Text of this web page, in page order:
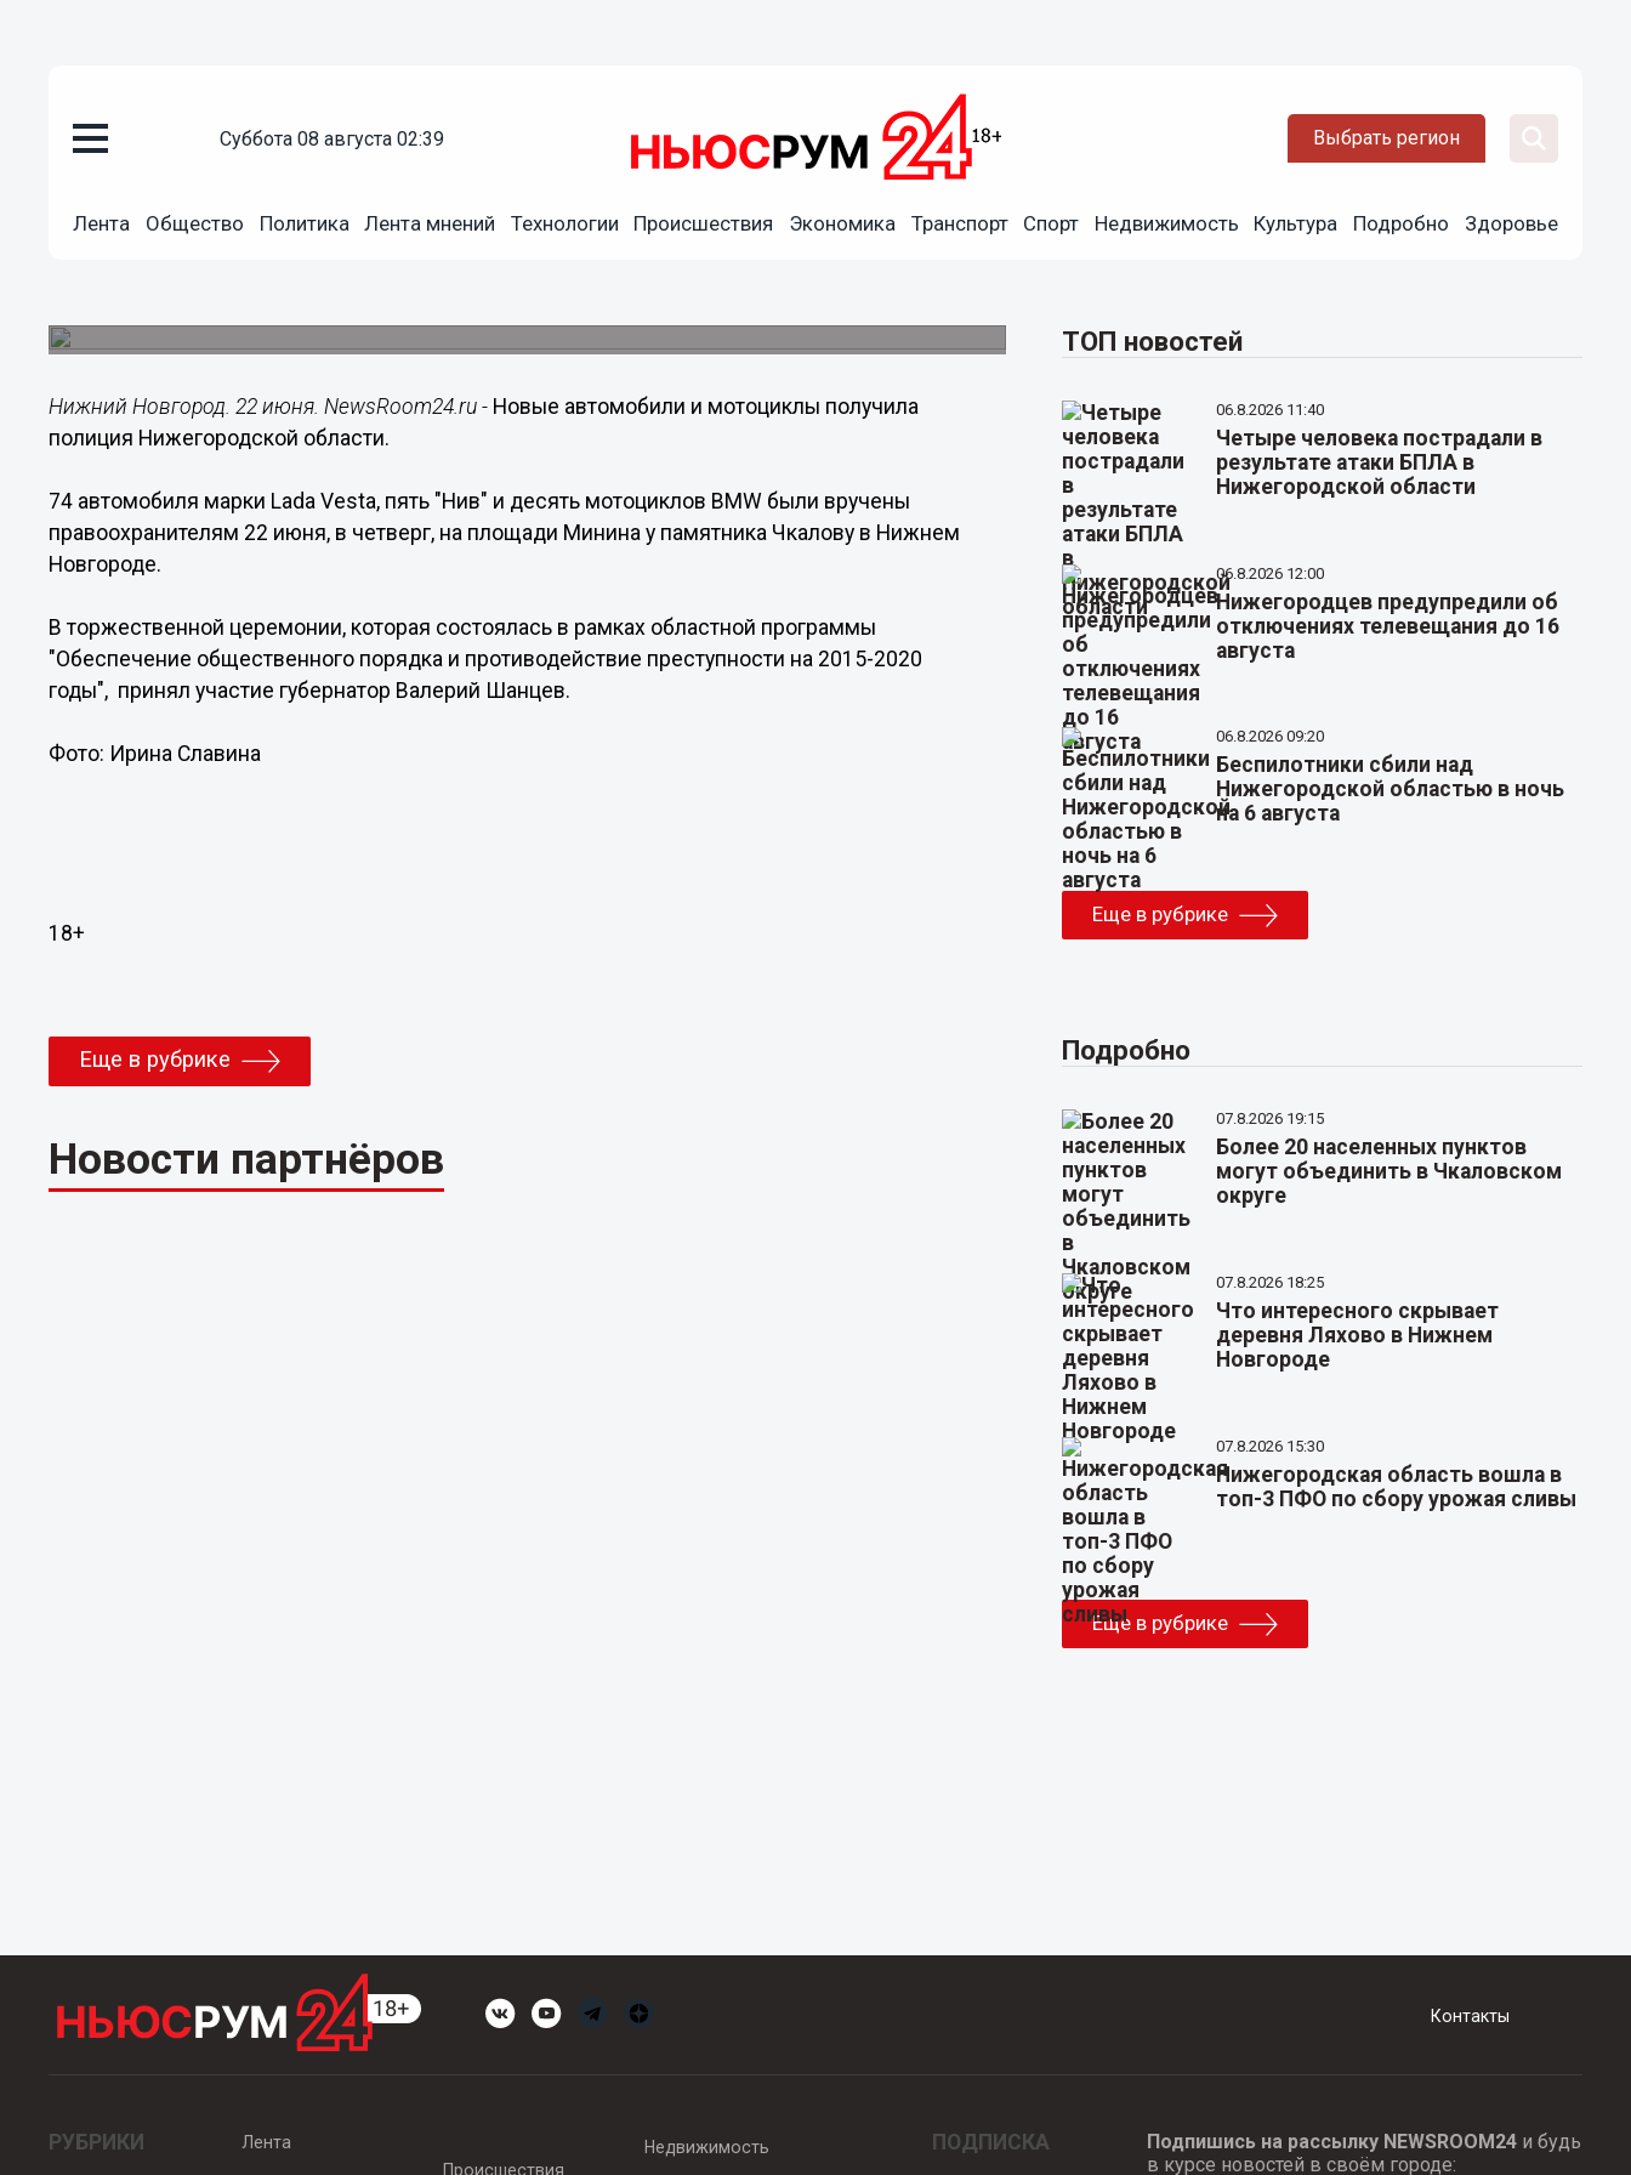
суббота 08 августа 02:39 Выбрать регион
Лента Общество Политика Лента мнений Технологии Происшествия Экономика Транспорт Спорт Недвижимость Культура Подробно Здоровье
Новые автомобили и мотоциклы получила полиция
Нижний Новгород. 22 июня. NewsRoom24.ru - Новые автомобили и мотоциклы получила
полиция Нижегородской области.
74 автомобиля марки Lada Vesta, пять "Нив" и десять мотоциклов BMW были вручены
правоохранителям 22 июня, в четверг, на площади Минина у памятника Чкалову в Нижнем
Новгороде.
В торжественной церемонии, которая состоялась в рамках областной программы
"Обеспечение общественного порядка и противодействие преступности на 2015-2020
годы", принял участие губернатор Валерий Шанцев.
Фото: Ирина Славина
18+
Еще в рубрике
Новости партнёров
ТОП новостей
06.8.2026 11:40
Четыре человека пострадали в
результате атаки БПЛА в
Нижегородской области
06.8.2026 12:00
Нижегородцев предупредили об
отключениях телевещания до 16
августа
06.8.2026 09:20
Беспилотники сбили над
Нижегородской областью в ночь
на 6 августа
Еще в рубрике
Подробно
07.8.2026 19:15
Более 20 населенных пунктов
могут объединить в Чкаловском
округе
07.8.2026 18:25
Что интересного скрывает
деревня Ляхово в Нижнем
Новгороде
07.8.2026 15:30
Нижегородская область вошла в
топ-3 ПФО по сбору урожая сливы
Еще в рубрике
Контакты
РУБРИКИ
Лента
Происшествия
Недвижимость ПОДПИСКА Подпишись на рассылку NEWSROOM24и будь
в курсе новостей в своём городе: